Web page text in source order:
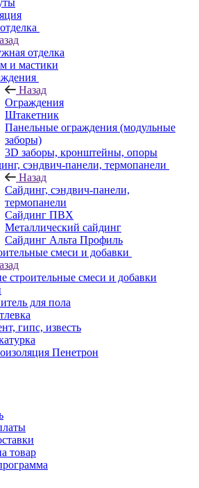
отделка
и мастики
Назад
Ограждения
Штакетник
Панельные ограждения (модульные
заборы)
3D заборы, кронштейны, опоры
сэндвич-панели, термопанели
Назад
Cайдинг, сэндвич-панели,
термопанели
Сайдинг ПВХ
Металлический сайдинг
Сайдинг Альта Профиль
смеси и добавки
строительные смеси и добавки
для пола
гипс, известь
Пенетрон
товар